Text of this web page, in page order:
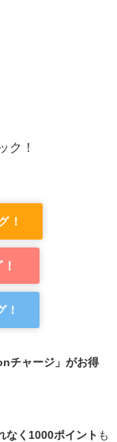
ク！
！
！
チャージ」がお得
なく1000ポイント も